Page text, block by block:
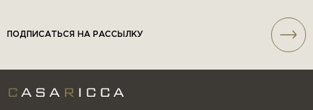
ПОДПИСАТЬСЯ НА РАССЫЛКУ